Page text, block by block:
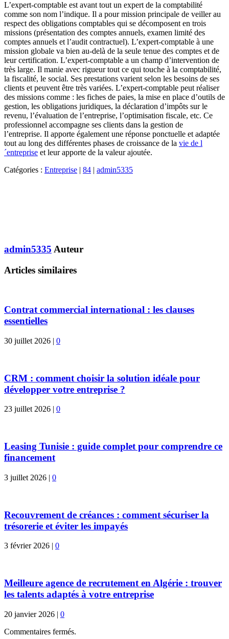
L’expert-comptable est avant tout un expert de la comptabilité
comme son nom l’indique. Il a pour mission principale de veiller au
respect des obligations comptables qui se décomposent en trois
missions (présentation des comptes annuels, examen limité des
comptes annuels et l’audit contractuel). L’expert-comptable à une
mission globale va bien au-delà de la seule tenue des comptes et de
leur certification. L’expert-comptable a un champ d’intervention de
très large. Il manie avec rigueur tout ce qui touche à la comptabilité,
la fiscalité, le social. Ses prestations varient selon les besoins de ses
clients et peuvent être très variées. L’expert-comptable peut réaliser
des missions comme : les fiches de paies, la mise en place d’outils de
gestion, les obligations juridiques, la déclaration d’impôts sur le
revenu, l’évaluation de l’entreprise, l’optimisation fiscale, etc. Ce
professionnel accompagne ses clients dans la gestion de
l’entreprise. Il apporte également une réponse ponctuelle et adaptée
tout au long des différentes phases de croissance de la vie de l
´entreprise et leur apporte de la valeur ajoutée.
Catégories : Entreprise | 84 | admin5335
admin5335 Auteur
Articles similaires
Contrat commercial international : les clauses
essentielles
30 juillet 2026 | 0
CRM : comment choisir la solution idéale pour
développer votre entreprise ?
23 juillet 2026 0
Leasing Tunisie : guide complet pour comprendre ce
financement
3 juillet 2026 | 0
Recouvrement de créances : comment sécuriser la
trésorerie et éviter les impayés
3 février 2026 | 0
Meilleure agence de recrutement en Algérie : trouver
les talents adaptés à votre entreprise
20 janvier 2026 | 0
Commentaires fermés.